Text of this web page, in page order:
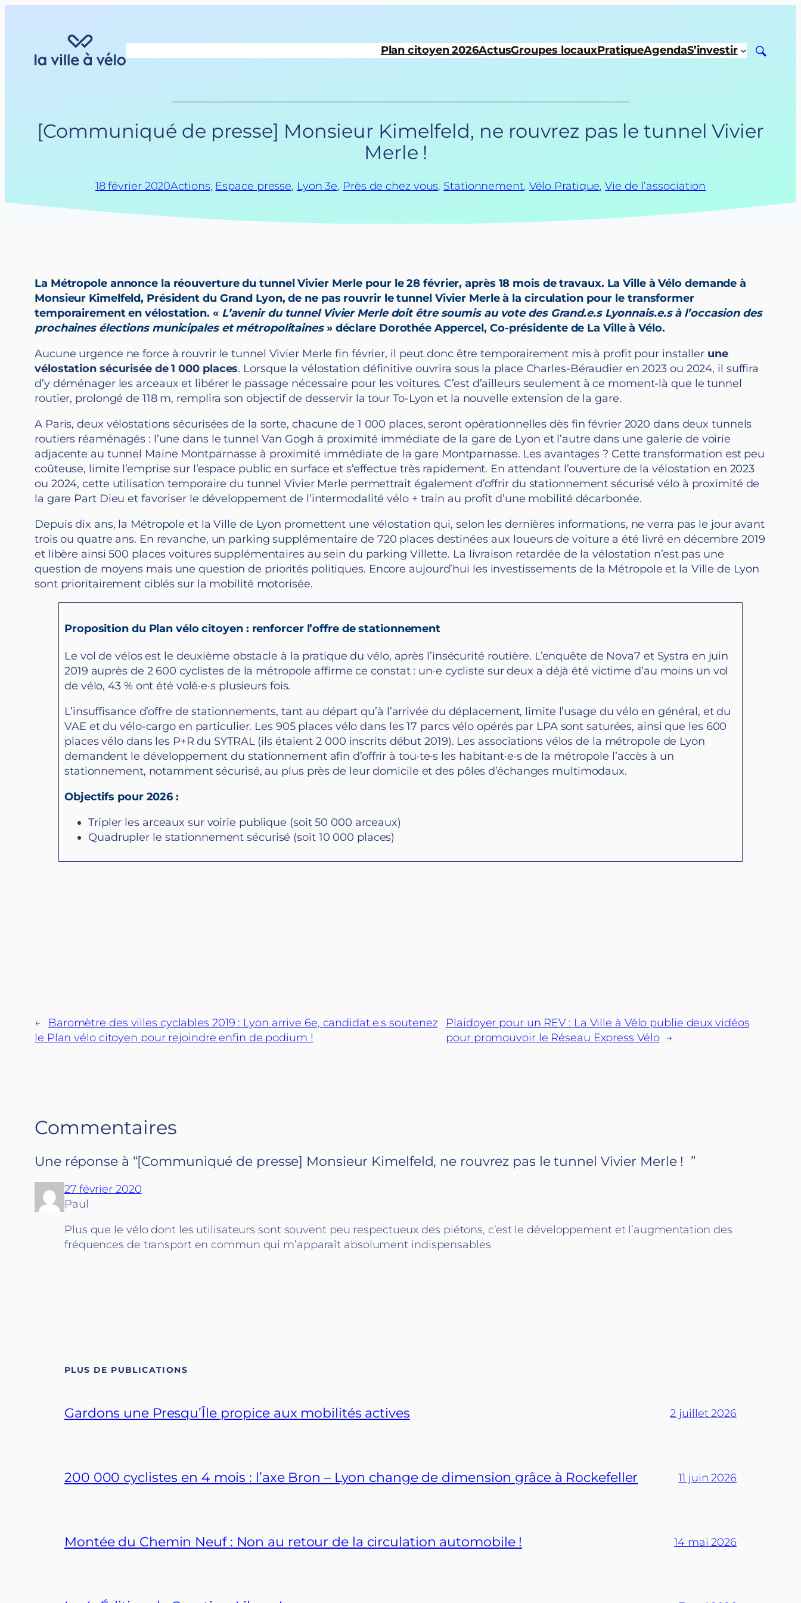
Plan citoyen 2026ActusGroupes locauxPratiqueAgendaS’investir
[Communiqué de presse] Monsieur Kimelfeld, ne rouvrez pas le tunnel Vivier
Merle !
18 février 2020Actions, Espace presse, Lyon 3e, Près de chez vous, Stationnement, Vélo Pratique, Vie de l’association
La Métropole annonce la réouverture du tunnel Vivier Merle pour le 28 février, après 18 mois de travaux. La Ville à Vélo demande à
Monsieur Kimelfeld, Président du Grand Lyon, de ne pas rouvrir le tunnel Vivier Merle à la circulation pour le transformer
temporairement en vélostation. « L’avenir du tunnel Vivier Merle doit être soumis au vote des Grand.e.s Lyonnais.e.s à l’occasion des
prochaines élections municipales et métropolitaines» déclare Dorothée Appercel, Co-présidente de La Ville à Vélo.
Aucune urgence ne force à rouvrir le tunnel Vivier Merle fin février, il peut donc être temporairement mis à profit pour installer une
vélostation sécurisée de 1 000 places. Lorsque la vélostation définitive ouvrira sous la place Charles-Béraudier en 2023 ou 2024, il suffira
d’y déménager les arceaux et libérer le passage nécessaire pour les voitures. C’est d’ailleurs seulement à ce moment-là que le tunnel
routier, prolongé de 118 m, remplira son objectif de desservir la tour To-Lyon et la nouvelle extension de la gare.
A Paris, deux vélostations sécurisées de la sorte, chacune de 1 000 places, seront opérationnelles dès fin février 2020 dans deux tunnels
routiers réaménagés : l’une dans le tunnel Van Gogh à proximité immédiate de la gare de Lyon et l’autre dans une galerie de voirie
adjacente au tunnel Maine Montparnasse à proximité immédiate de la gare Montparnasse. Les avantages ? Cette transformation est peu
coûteuse, limite l’emprise sur l’espace public en surface et s’effectue très rapidement. En attendant l’ouverture de la vélostation en 2023
ou 2024, cette utilisation temporaire du tunnel Vivier Merle permettrait également d’offrir du stationnement sécurisé vélo à proximité de
la gare Part Dieu et favoriser le développement de l’intermodalité vélo + train au profit d’une mobilité décarbonée.
Depuis dix ans, la Métropole et la Ville de Lyon promettent une vélostation qui, selon les dernières informations, ne verra pas le jour avant
trois ou quatre ans. En revanche, un parking supplémentaire de 720 places destinées aux loueurs de voiture a été livré en décembre 2019
et libère ainsi 500 places voitures supplémentaires au sein du parking Villette. La livraison retardée de la vélostation n’est pas une
question de moyens mais une question de priorités politiques. Encore aujourd’hui les investissements de la Métropole et la Ville de Lyon
sont prioritairement ciblés sur la mobilité motorisée.
Proposition du Plan vélo citoyen : renforcer l’offre de stationnement
Le vol de vélos est le deuxième obstacle à la pratique du vélo, après l’insécurité routière. L’enquête de Nova7 et Systra en juin
2019 auprès de 2 600 cyclistes de la métropole affirme ce constat : un·e cycliste sur deux a déjà été victime d’au moins un vol
de vélo, 43 % ont été volé·e·s plusieurs fois.
L’insuffisance d’offre de stationnements, tant au départ qu’à l’arrivée du déplacement, limite l’usage du vélo en général, et du
VAE et du vélo-cargo en particulier. Les 905 places vélo dans les 17 parcs vélo opérés par LPA sont saturées, ainsi que les 600
places vélo dans les P+R du SYTRAL (ils étaient 2 000 inscrits début 2019). Les associations vélos de la métropole de Lyon
demandent le développement du stationnement afin d’offrir à tou·te·s les habitant·e·s de la métropole l’accès à un
stationnement, notamment sécurisé, au plus près de leur domicile et des pôles d’échanges multimodaux.
Objectifs pour 2026 :
Tripler les arceaux sur voirie publique (soit 50 000 arceaux)
Quadrupler le stationnement sécurisé (soit 10 000 places)
←
Baromètre des villes cyclables 2019 : Lyon arrive 6e, candidat.e.s soutenez
le Plan vélo citoyen pour rejoindre enfin de podium !
Plaidoyer pour un REV : La Ville à Vélo publie deux vidéos
pour promouvoir le Réseau Express Vélo →
Commentaires
Une réponse à “[Communiqué de presse] Monsieur Kimelfeld, ne rouvrez pas le tunnel Vivier Merle ! ”
27 février 2020
Paul
Plus que le vélo dont les utilisateurs sont souvent peu respectueux des piétons, c’est le développement et l’augmentation des
fréquences de transport en commun qui m’apparaît absolument indispensables
PLUS DE PUBLICATIONS
Gardons une Presqu’Île propice aux mobilités actives 2 juillet 2026
200 000 cyclistes en 4 mois : l’axe Bron – Lyon change de dimension grâce à Rockefeller 11 juin 2026
Montée du Chemin Neuf : Non au retour de la circulation automobile ! 14 mai 2026